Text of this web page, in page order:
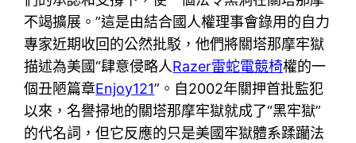
不竭擴展。”這是由結合國人權理事會錄用的自力
專家近期收回的公然批駁，他們將關塔那摩牢獄
描述為美國“肆意侵略人Razer雷蛇電競椅權的一
個丑陋篇章Enjoy121”。自2002年關押首批監犯
以來，名譽掃地的關塔那摩牢獄就成了“黑牢獄”
的代名詞，但它反應的只是美國牢獄體系蹂躪法